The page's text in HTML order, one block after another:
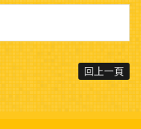
回上一頁